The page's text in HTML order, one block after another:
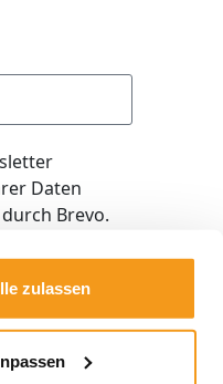
zulassen
Daten
durch Brevo.